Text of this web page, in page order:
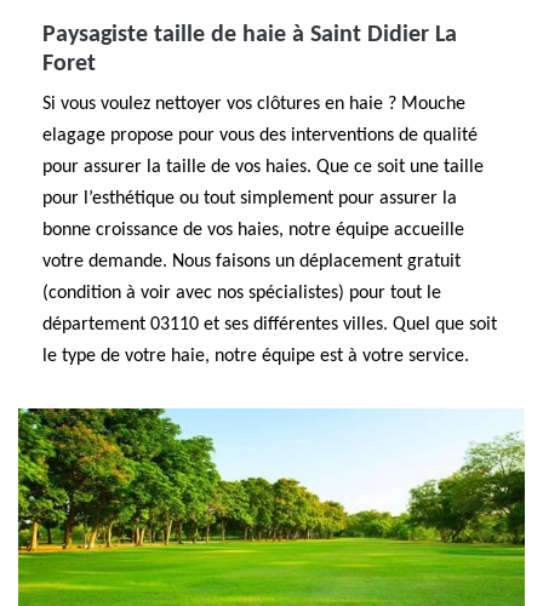
Paysagiste taille de haie à Saint Didier La
Foret
Si vous voulez nettoyer vos clôtures en haie ? Mouche
elagage propose pour vous des interventions de qualité
pour assurer la taille de vos haies. Que ce soit une taille
pour l’esthétique ou tout simplement pour assurer la
bonne croissance de vos haies, notre équipe accueille
votre demande. Nous faisons un déplacement gratuit
(condition à voir avec nos spécialistes) pour tout le
département 03110 et ses différentes villes. Quel que soit
le type de votre haie, notre équipe est à votre service.